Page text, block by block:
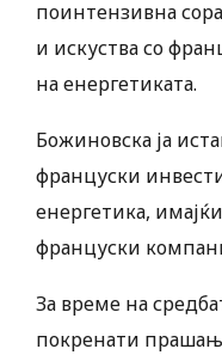
поинтензивна
и искуства со
на енергетиката.
Божиновска ја
француски
енергетика,
француски
За време на
покренати